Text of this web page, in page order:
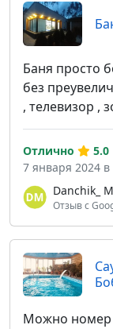
Баня просто
без
, телевизор ,
Danchik_
Отзыв с
Отлично
5.0
7 января 2024 в
Можно номер